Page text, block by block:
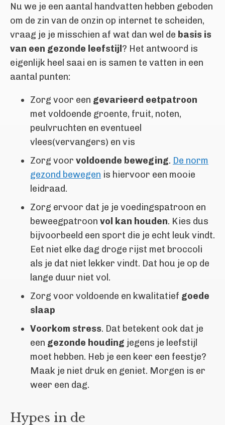
Nu we je een aantal handvatten hebben geboden
om de zin van de onzin op internet te scheiden,
vraag je je misschien af wat dan wel de basis is
van een gezonde leefstijl? Het antwoord is
eigenlijk heel saai en is samen te vatten in een
aantal punten:
Zorg voor een gevarieerd eetpatroon
met voldoende groente, fruit, noten,
peulvruchten en eventueel
vlees(vervangers) en vis
Zorg voor voldoende beweging. De norm
gezond bewegen is hiervoor een mooie
leidraad.
Zorg ervoor dat je je voedingspatroon en
beweegpatroon vol kan houden. Kies dus
bijvoorbeeld een sport die je echt leuk vindt.
Eet niet elke dag droge rijst met broccoli
als je dat niet lekker vindt. Dat hou je op de
lange duur niet vol.
Zorg voor voldoende en kwalitatief goede
slaap
Voorkom stress. Dat betekent ook dat je
een gezonde houding jegens je leefstijl
moet hebben. Heb je een keer een feestje?
Maak je niet druk en geniet. Morgen is er
weer een dag.
Hypes in de